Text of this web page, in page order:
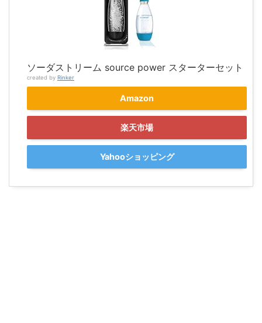
ソーダストリーム source power スターターセット
created by Rinker
Amazon
楽天市場
Yahooショッピング